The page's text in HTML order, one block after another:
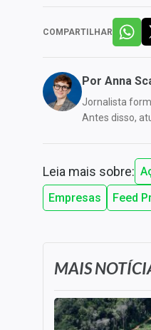
COMPARTILHAR
Por Anna
Jornalista
Antes disso,
Leia mais sobre:
Empresas
Feed
MAIS